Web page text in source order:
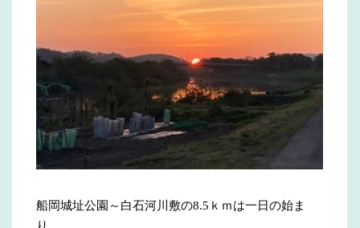
船岡城址公園～白石河川敷の8.5ｋｍは一日の始ま